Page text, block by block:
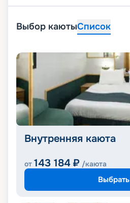
Выбор каютыСписок
Внутренняя каюта
от 143 184 ₽ /каюта
Выбрать